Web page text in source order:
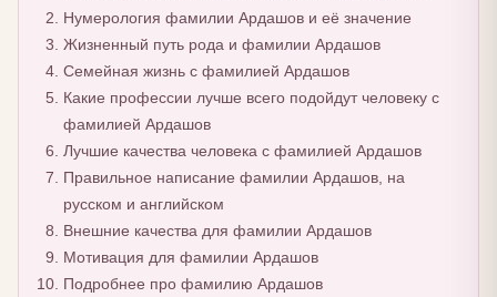
Нумерология фамилии Ардашов и её значение
Жизненный путь рода и фамилии Ардашов
Семейная жизнь с фамилией Ардашов
Какие профессии лучше всего подойдут человеку с
фамилией Ардашов
Лучшие качества человека с фамилией Ардашов
Правильное написание фамилии Ардашов, на
русском и английском
Внешние качества для фамилии Ардашов
Мотивация для фамилии Ардашов
Подробнее про фамилию Ардашов